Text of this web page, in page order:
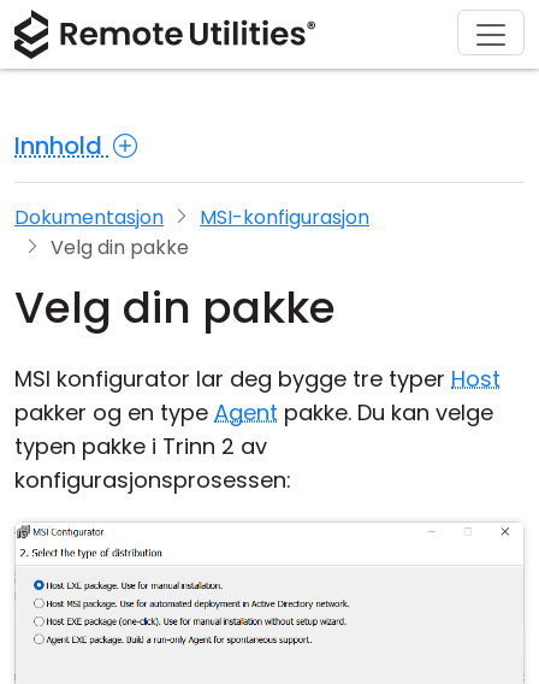
Innhold
Dokumentasjon
MSI-konfigurasjon
Velg din pakke
Velg din pakke
MSI konfigurator lar deg bygge tre typer Host
pakker og en type Agent pakke. Du kan velge
typen pakke i Trinn 2 av
konfigurasjonsprosessen:
Produkt
Sikkerhet
Skjermbilder
Tilkoblingsmoduser
Uovervåket tilgang
Active Directory-støtte
Sky- og lokal installasjon
Løsninger
Produksjon og detaljhandel
Helsevesen
Informasjonsteknologi
Last ned
macOS
Linux
Kjøp
Lisensassistent
Oppgrader lisensen din
Støtte
Dokumentasjon
Kunnskapsbase
Om
Presse-rom
Skriv en anmeldelse